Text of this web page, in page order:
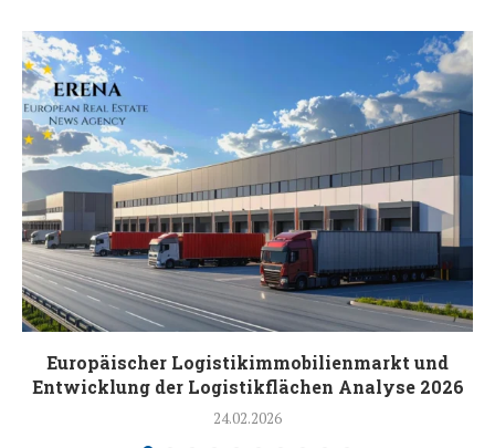
Europäischer Logistikimmobilienmarkt und
Entwicklung der Logistikflächen Analyse 2026
24.02.2026